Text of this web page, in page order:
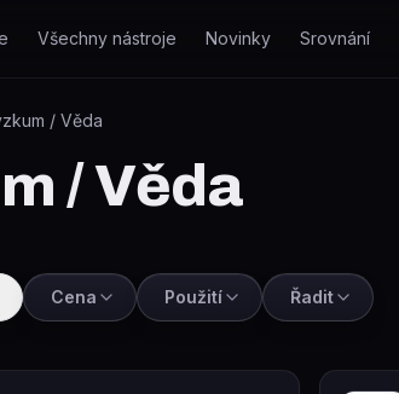
Všechny nástroje Novinky Srovnání
/ Věda
/ Věda
Cena Použití Řadit